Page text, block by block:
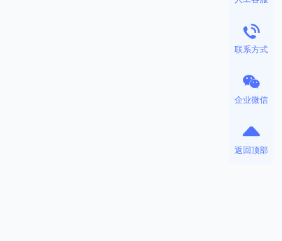
联系方式
企业微信
返回顶部